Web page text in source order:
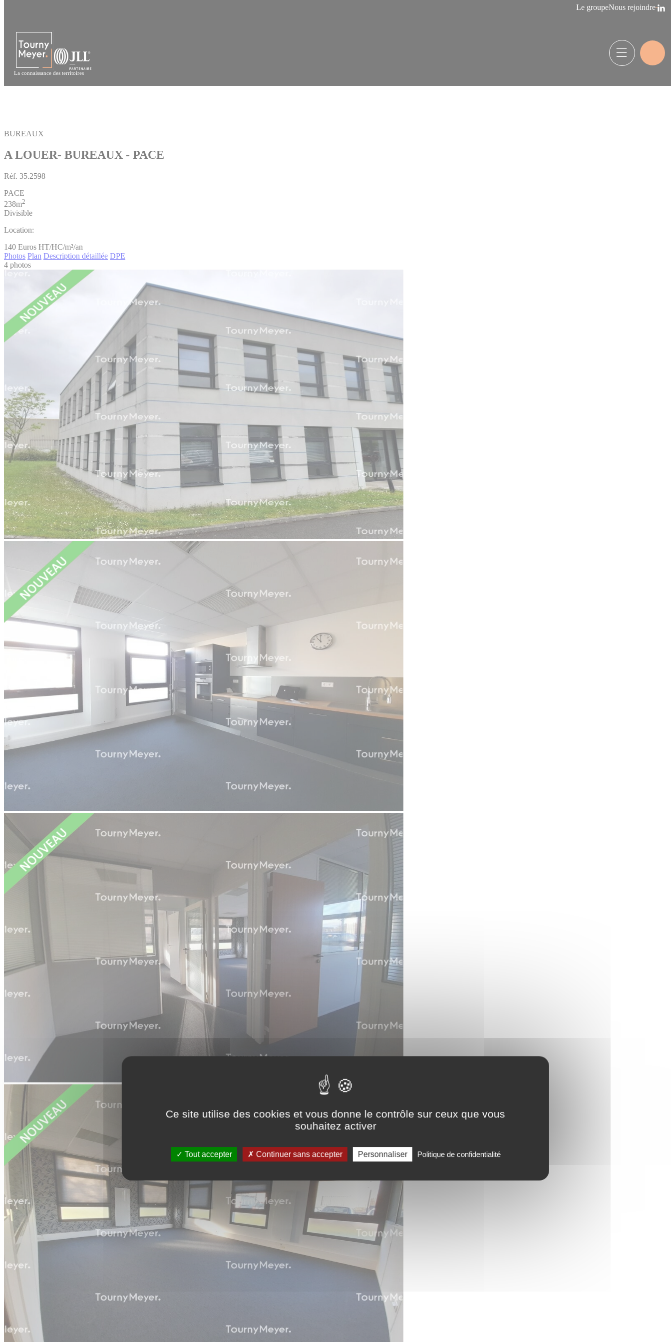
Ce site utilise des cookies et vous donne le contrôle sur ceux que vous
souhaitez activer
Tout accepter Continuer sans accepter Personnaliser Politique de confidentialité
Le groupeNous rejoindre
La connaissance des territoires
BUREAUX
A LOUER- BUREAUX - PACE
Réf. 35.2598
PACE
238m2
Divisible
Location:
140 Euros HT/HC/m²/an
Photos Plan Description détaillée DPE
4 photos